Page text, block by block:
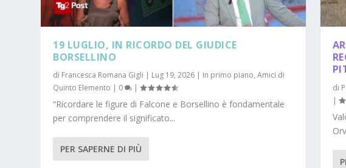
“CONTENUTI PER LA CURA” OPERE DI CECILIA
Inserito da Patrizia Notarnicola
19 LUGLIO, IN RICORDO DEL GIUDICE
BORSELLINO
di Francesca Romana Gigli | Lug 19, 2026 | In primo piano,Amici di
Quinto Elemento | 0 |
“Ricordare le figure di Falcone e Borsellino è fondamentale
per comprendere il significato...
PER SAPERNE DI PIÙ
di
|